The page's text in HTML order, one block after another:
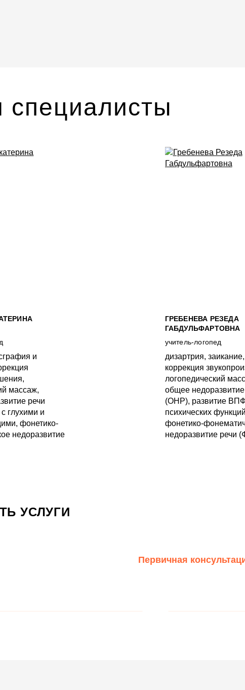
и
массаж,
речи
глухими и
фонетико-
недоразвитие
ГРЕБЕНЕВА РЕЗЕДА
ГАБДУЛЬФАРТОВНА
учитель-логопед
дизартрия, заикание,
коррекция
логопедический
общее недоразвитие
(ОНР), развитие
психических
фонетико-
недоразвитие речи
УСЛУГИ
Первичная